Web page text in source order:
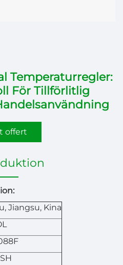
Temperaturregler:
För Tillförlitlig
offert
Jiangsu, Kina